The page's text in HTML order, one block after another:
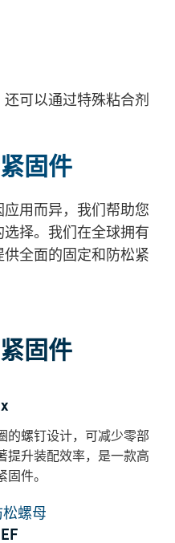
可以通过特殊粘合剂
固件
用而异，我们帮助您
择。我们在全球拥有
全面的固定和防松紧
固件
的螺钉设计，可减少零部
提升装配效率，是一款高
件。
螺母